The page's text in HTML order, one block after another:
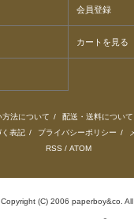
会員登録
カートを見る
方法について / 配送・送料について
表記 / プライバシーポリシー /
RSS / ATOM
(C) 2006 paperboy&co.